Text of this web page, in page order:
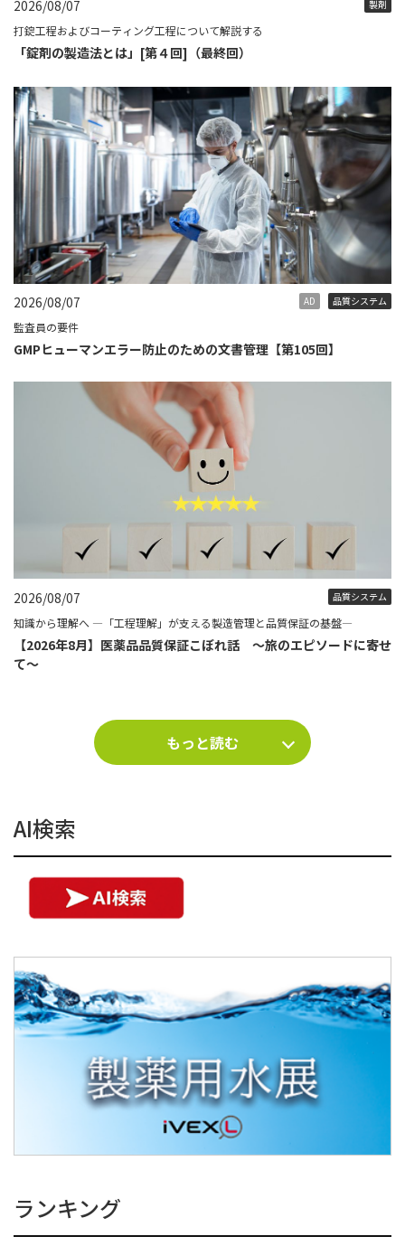
2026/08/07 製剤
打錠工程およびコーティング工程について解説する
「錠剤の製造法とは」[第４回]（最終回）
2026/08/07 AD 品質システム
監査員の要件
GMPヒューマンエラー防止のための文書管理【第105回】
2026/08/07 品質システム
知識から理解へ ―「工程理解」が支える製造管理と品質保証の基盤―
【2026年8月】医薬品品質保証こぼれ話 ～旅のエピソードに寄せ
て～
もっと読む
AI検索
ランキング